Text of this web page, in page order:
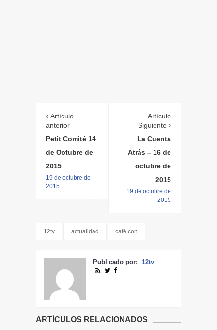
Artículo
anterior
Petit Comité 14
de Octubre de
2015
19 de octubre de
2015
Artículo
Siguiente
La Cuenta
Atrás – 16 de
octubre de
2015
19 de octubre de
2015
12tv actualidad café con
Publicado por: 12tv
ARTÍCULOS RELACIONADOS